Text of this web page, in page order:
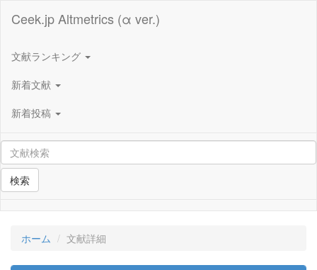
Ceek.jp Altmetrics (α ver.)
文献ランキング
新着文献
新着投稿
検索
ホーム 文献詳細